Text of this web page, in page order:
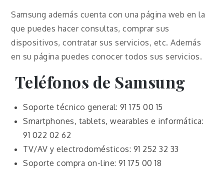
Samsung además cuenta con una página web en la
que puedes hacer consultas, comprar sus
dispositivos, contratar sus servicios, etc. Además
en su página puedes conocer todos sus servicios.
Teléfonos de Samsung
Soporte técnico general: 91 175 00 15
Smartphones, tablets, wearables e informática:
91 022 02 62
TV/AV y electrodomésticos: 91 252 32 33
Soporte compra on-line: 91 175 00 18